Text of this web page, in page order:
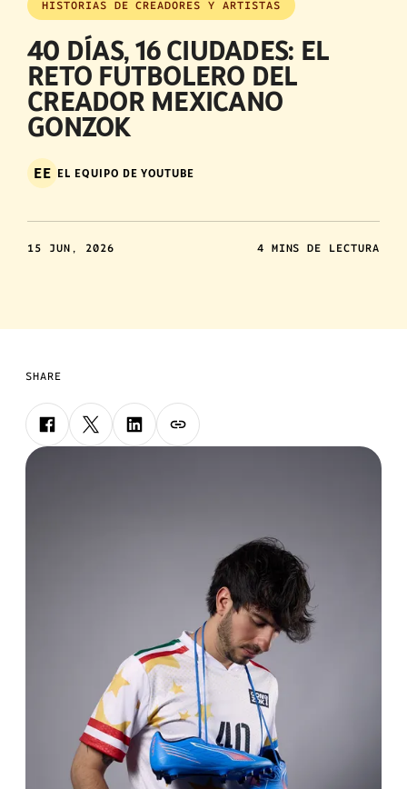
HISTORIAS DE CREADORES Y ARTISTAS
40 DÍAS, 16 CIUDADES: EL
RETO FUTBOLERO DEL
CREADOR MEXICANO
GONZOK
EE EL EQUIPO DE YOUTUBE
15 JUN, 2026 4 MINS DE LECTURA
SHARE